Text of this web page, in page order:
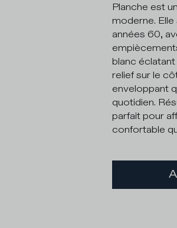
Planche est
moderne.
années 60,
blanc
relief sur le
enveloppant
quotidien.
parfait pour
confortable